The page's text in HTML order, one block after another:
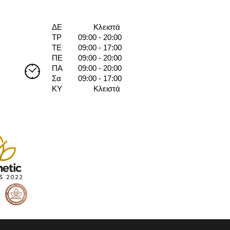
ΔΕ
ΤΡ
ΤΕ
ΠΕ
ΠΑ
Σα
ΚΥ
Κλειστά
09:00 - 20:00
09:00 - 17:00
09:00 - 20:00
09:00 - 20:00
09:00 - 17:00
Κλειστά